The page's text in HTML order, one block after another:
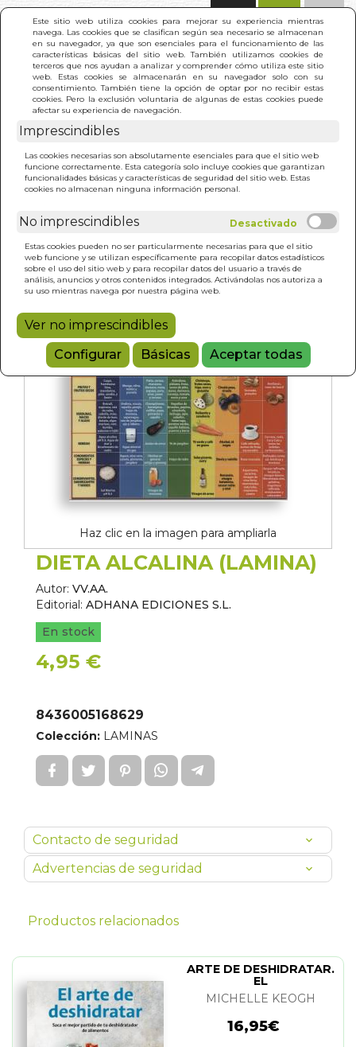
Este sitio web utiliza cookies para mejorar su experiencia mientras
navega. Las cookies que se clasifican según sea necesario se almacenan
en su navegador, ya que son esenciales para el funcionamiento de las
características básicas del sitio web. También utilizamos cookies de
terceros que nos ayudan a analizar y comprender cómo utiliza este sitio
web. Estas cookies se almacenarán en su navegador solo con su
consentimiento. También tiene la opción de optar por no recibir estas
cookies. Pero la exclusión voluntaria de algunas de estas cookies puede
afectar su experiencia de navegación.
Imprescindibles
Las cookies necesarias son absolutamente esenciales para que el sitio web
funcione correctamente. Esta categoría solo incluye cookies que garantizan
funcionalidades básicas y características de seguridad del sitio web. Estas
cookies no almacenan ninguna información personal.
No imprescindibles
Estas cookies pueden no ser particularmente necesarias para que el sitio
web funcione y se utilizan específicamente para recopilar datos estadísticos
sobre el uso del sitio web y para recopilar datos del usuario a través de
análisis, anuncios y otros contenidos integrados. Activándolas nos autoriza a
su uso mientras navega por nuestra página web.
Ver no imprescindibles
Configurar
Básicas Aceptar todas
INICIO > DIETA ALCALINA (LAMINA)
Haz clic en la imagen para ampliarla
DIETA ALCALINA (LAMINA)
Autor: VV.AA.
Editorial: ADHANA EDICIONES S.L.
En stock
4,95 €
8436005168629
Colección: LAMINAS
Contacto de seguridad
Advertencias de seguridad
Productos relacionados
ARTE DE DESHIDRATAR.
EL
MICHELLE KEOGH
16,95€